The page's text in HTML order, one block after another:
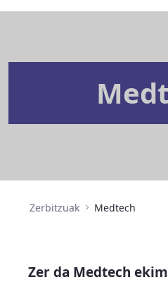
Zerbitzuak Medtech
Zer da Medtech